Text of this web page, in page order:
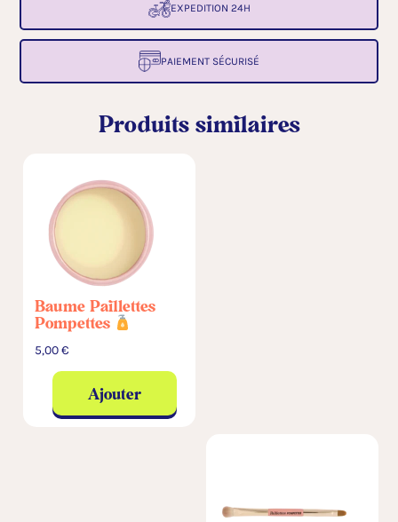
t
EXPEDITION 24H
PAIEMENT SÉCURISÉ
Produits similaires
Baume Paillettes
Pompettes
5,00€
Ajouter